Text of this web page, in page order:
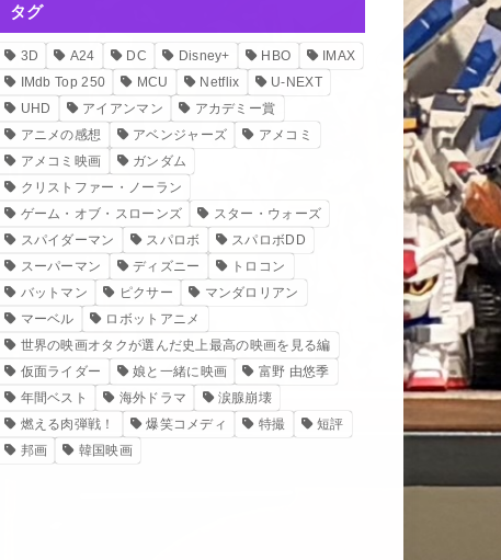
タグ
3D A24 DC Disney+ HBO
IMAX
IMdb Top 250
MCU Netflix
U-NEXT
UHD
アイアンマン
アカデミー賞
アニメの感想
アベンジャーズ
アメコミ
アメコミ映画
ガンダム
クリストファー・ノーラン
ゲーム・オブ・スローンズ
スター・ウォーズ
スパイダーマン
スパロボ
スパロボDD
スーパーマン
ディズニー
トロコン
バットマン
ピクサー
マンダロリアン
マーベル
ロボットアニメ
世界の映画オタクが選んだ史上最高の映画を見る編
仮面ライダー
娘と一緒に映画
富野 由悠季
年間ベスト
海外ドラマ
涙腺崩壊
燃える肉弾戦！
爆笑コメディ 特撮
短評
邦画
韓国映画